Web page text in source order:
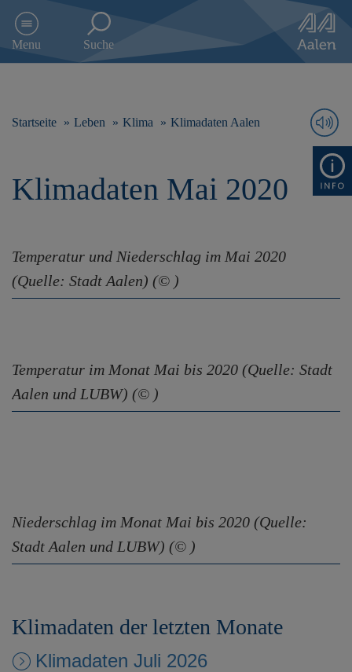
e
Menu Suche
Startseite Leben Klima Klimadaten Aalen
Klimadaten Mai 2020
Temperatur und Niederschlag im Mai 2020
(Quelle: Stadt Aalen) (© )
Temperatur im Monat Mai bis 2020 (Quelle: Stadt
Aalen und LUBW) (© )
Niederschlag im Monat Mai bis 2020 (Quelle:
Stadt Aalen und LUBW) (© )
Klimadaten der letzten Monate
Klimadaten Juli 2026